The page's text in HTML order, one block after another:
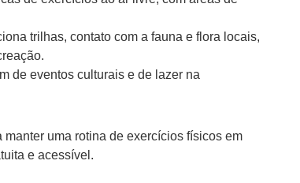
trilhas, contato com a fauna e flora locais,
de eventos culturais e de lazer na
uma rotina de exercícios físicos em
e acessível.